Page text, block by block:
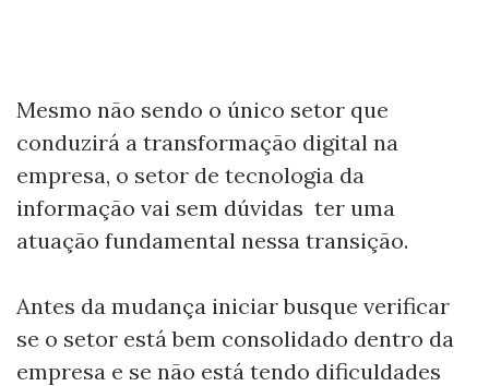
Mesmo não sendo o único setor que
conduzirá a transformação digital na
empresa, o setor de tecnologia da
informação vai sem dúvidas ter uma
atuação fundamental nessa transição.
Antes da mudança iniciar busque verificar
se o setor está bem consolidado dentro da
empresa e se não está tendo dificuldades